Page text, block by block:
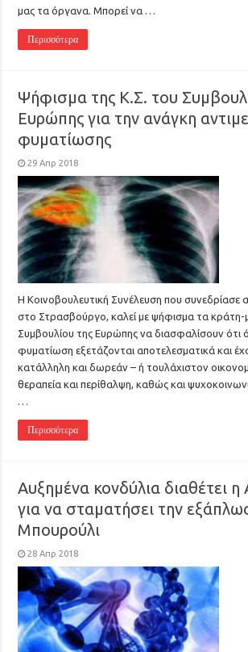
μας τα όργανα. Μπορεί να …
Περισσότερα
Ψήφισμα της Κ.Σ. του
Ευρώπης για την ανάγκη
φυματίωσης
29 Απρ 2018
Η Κοινοβουλευτική Συνέλευση που συνεδρίασε
στο Στρασβούργο, καλεί με ψήφισμα τα κράτη-
Συμβουλίου της Ευρώπης να διασφαλίσουν ότι
φυματίωση εξετάζονται αποτελεσματικά και
κατάλληλη και δωρεάν – ή τουλάχιστον
θεραπεία και περίθαλψη, καθώς και
…
Περισσότερα
Αυξημένα κονδύλια διαθέτει η
για να σταματήσει την
Μπουρούλι
28 Απρ 2018